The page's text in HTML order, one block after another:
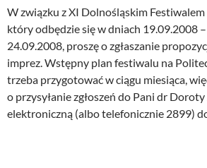
W związku z XI Dolnośląskim
który odbędzie się w dniach 19.09.2008 –
24.09.2008, proszę o zgłaszanie
imprez. Wstępny plan festiwalu na
trzeba przygotować w ciągu miesiąca,
o przysyłanie zgłoszeń do Pani dr
elektroniczną (albo telefonicznie 2899)